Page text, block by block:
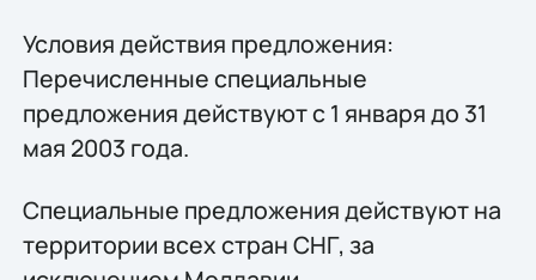
Условия действия предложения:
Перечисленные специальные
предложения действуют с 1 января до 31
мая 2003 года.
Специальные предложения действуют на
территории всех стран СНГ, за